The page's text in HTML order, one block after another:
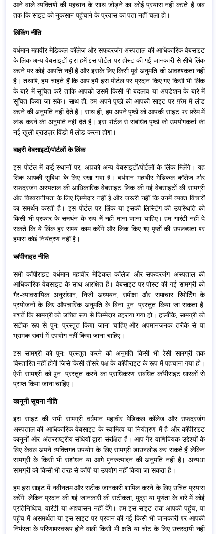
आने वाले व्यक्तियों की पहचान के साथ जोड़ने का कोई प्रयास नहीं करते हैं जब
तक कि साइट को नुकसान पहुंचाने के प्रयास का पता नहीं चला हो।
लिंकिंग नीति
वर्धमान महावीर मेडिकल कॉलेज और सफदरजंग अस्पताल की आधिकारिक वेबसाइट
के लिंक अन्य वेबसाइटों द्वारा हमें इस पोर्टल पर होस्ट की गई जानकारी से सीधे लिंक
करने पर कोई आपत्ति नहीं है और इसके लिए किसी पूर्व अनुमति की आवश्यकता नहीं
है। तथापि, हम चाहते हैं कि आप हमें इस पोर्टल पर प्रदान किए गए किसी भी लिंक
के बारे में सूचित करें ताकि आपको उसमें किसी भी बदलाव या अपडेशन के बारे में
सूचित किया जा सके। साथ ही, हम अपने पृष्ठों को आपकी साइट पर फ़्रेम में लोड
करने की अनुमति नहीं देते हैं। साथ ही, हम अपने पृष्ठों को आपकी साइट पर फ़्रेम में
लोड करने की अनुमति नहीं देते हैं। इस पोर्टल से संबंधित पृष्ठों को उपयोगकर्ता की
नई खुली ब्राउज़र विंडो में लोड करना होगा।
बाहरी वेबसाइटों/पोर्टलों के लिंक
इस पोर्टल में कई स्थानों पर, आपको अन्य वेबसाइटों/पोर्टलों के लिंक मिलेंगे। यह
लिंक आपकी सुविधा के लिए रखा गया है। वर्धमान महावीर मेडिकल कॉलेज और
सफदरजंग अस्पताल की आधिकारिक वेबसाइट लिंक की गई वेबसाइटों की सामग्री
और विश्वसनीयता के लिए ज़िम्मेदार नहीं है और जरूरी नहीं कि उनमें व्यक्त विचारों
का समर्थन करती है। इस पोर्टल पर लिंक या इसकी लिस्टिंग की उपस्थिति को
किसी भी प्रकार के समर्थन के रूप में नहीं माना जाना चाहिए। हम गारंटी नहीं दे
सकते कि ये लिंक हर समय काम करेंगे और लिंक किए गए पृष्ठों की उपलब्धता पर
हमारा कोई नियंत्रण नहीं है।
कॉपीराइट नीति
सभी कॉपीराइट वर्धमान महावीर मेडिकल कॉलेज और सफदरजंग अस्पताल की
आधिकारिक वेबसाइट के साथ आरक्षित हैं। वेबसाइट पर पोस्ट की गई सामग्री को
गैर-व्यावसायिक अनुसंधान, निजी अध्ययन, समीक्षा और समाचार रिपोर्टिंग के
प्रयोजनों के लिए औपचारिक अनुमति के बिना पुन: प्रस्तुत किया जा सकता है,
बशर्ते कि सामग्री को उचित रूप से जिम्मेदार ठहराया गया हो। हालाँकि, सामग्री को
सटीक रूप से पुन: प्रस्तुत किया जाना चाहिए और अपमानजनक तरीके से या
भ्रामक संदर्भ में उपयोग नहीं किया जाना चाहिए।
इस सामग्री को पुन: प्रस्तुत करने की अनुमति किसी भी ऐसी सामग्री तक
विस्तारित नहीं होगी जिसे किसी तीसरे पक्ष के कॉपीराइट के रूप में पहचाना गया हो।
ऐसी सामग्री को पुन: प्रस्तुत करने का प्राधिकरण संबंधित कॉपीराइट धारकों से
प्राप्त किया जाना चाहिए।
कानूनी सूचना नीति
इस साइट की सभी सामग्री वर्धमान महावीर मेडिकल कॉलेज और सफदरजंग
अस्पताल की आधिकारिक वेबसाइट के स्वामित्व या नियंत्रण में है और कॉपीराइट
कानूनों और अंतरराष्ट्रीय संधियों द्वारा संरक्षित है। आप गैर-वाणिज्यिक उद्देश्यों के
लिए केवल अपने व्यक्तिगत उपयोग के लिए सामग्री डाउनलोड कर सकते हैं लेकिन
सामग्री के किसी भी संशोधन या आगे पुनरुत्पादन की अनुमति नहीं है। अन्यथा
सामग्री को किसी भी तरह से कॉपी या उपयोग नहीं किया जा सकता है।
हम इस साइट में नवीनतम और सटीक जानकारी शामिल करने के लिए उचित प्रयास
करेंगे, लेकिन प्रदान की गई जानकारी की सटीकता, मुद्रा या पूर्णता के बारे में कोई
प्रतिनिधित्व, वारंटी या आश्वासन नहीं देंगे। हम इस साइट तक आपकी पहुंच, या
पहुंच में असमर्थता या इस साइट पर प्रदान की गई किसी भी जानकारी पर आपकी
निर्भरता के परिणामस्वरूप होने वाली किसी भी क्षति या चोट के लिए उत्तरदायी नहीं